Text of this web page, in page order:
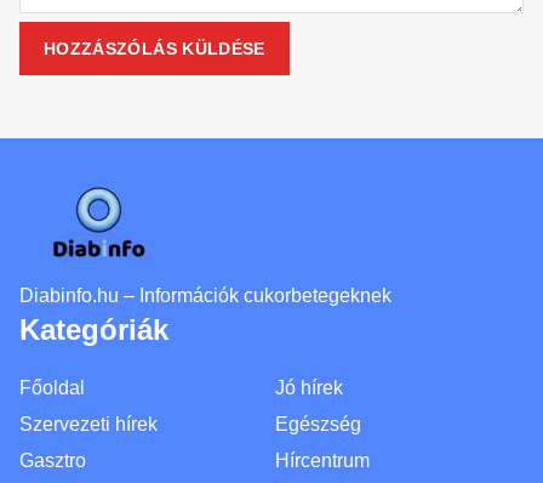
Diabinfo.hu – Információk cukorbetegeknek
Kategóriák
Főoldal
Jó hírek
Szervezeti hírek
Egészség
Gasztro
Hírcentrum